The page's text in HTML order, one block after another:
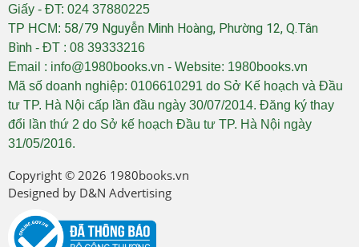
Giấy - ĐT: 024 37880225
TP HCM: 58/79 Nguyễn Minh Hoàng, Phường 12, Q.Tân
Bình - ĐT : 08 39333216
Email : info@1980books.vn - Website: 1980books.vn
Mã số doanh nghiệp: 0106610291 do Sở Kế hoạch và Đầu
tư TP. Hà Nội cấp lần đầu ngày 30/07/2014. Đăng ký thay
đổi lần thứ 2 do Sở kế hoạch Đầu tư TP. Hà Nội ngày
31/05/2016.
Copyright © 2026 1980books.vn
Designed by D&N Advertising